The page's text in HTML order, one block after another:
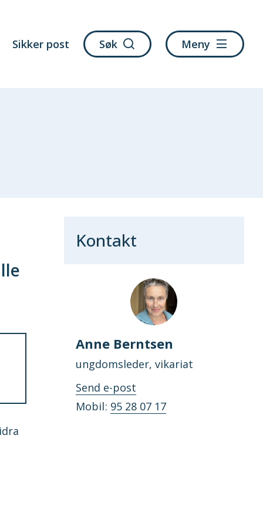
Sikker post Søk Meny
Kontakt
Anne Berntsen
ungdomsleder, vikariat
Send e-posttil
Anne
Berntsen
Mobil 95 28 07 17